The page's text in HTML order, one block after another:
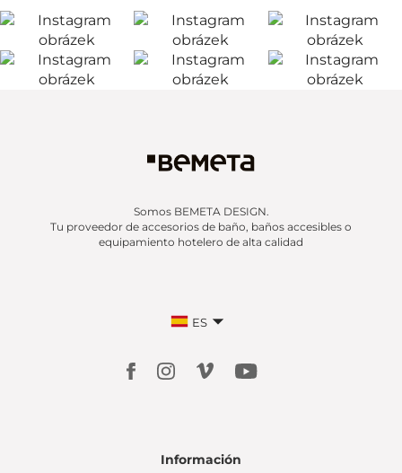
Somos BEMETA DESIGN.
Tu proveedor de accesorios de baño, baños accesibles o
equipamiento hotelero de alta calidad
ES
Información